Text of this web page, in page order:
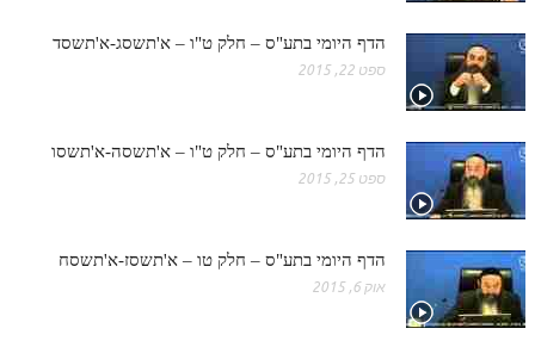
הדף היומי בתע"ס – חלק ט"ו – א'תשסג-א'תשסד
ספט 22, 2015
הדף היומי בתע"ס – חלק ט"ו – א'תשסה-א'תשסו
ספט 25, 2015
הדף היומי בתע"ס – חלק טו – א'תשסז-א'תשסח
אוק 6, 2015